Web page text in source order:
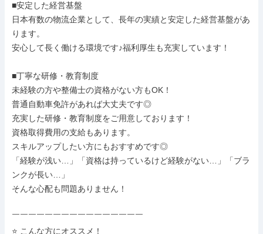
■安定した経営基盤
日本有数の物流企業として、長年の実績と安定した経営基盤があ
ります。
安心して長く働ける環境です♪福利厚生も充実しています！
■丁寧な研修・教育制度
未経験の方や整備士の資格がない方もOK！
普通自動車免許があれば大丈夫です◎
充実した研修・教育制度をご用意しております！
資格取得費用の支給もあります。
スキルアップしたい方にもおすすめです◎
「経験が浅い…」「資格は持っているけど経験がない…」「ブラ
ンクが長い…」
そんな心配も問題ありません！
￣￣￣￣￣￣￣￣￣￣￣￣￣￣￣￣
⭐ こんな方にオススメ！